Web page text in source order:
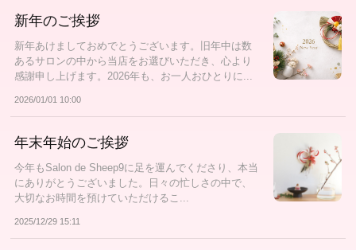
新年のご挨拶
新年あけましておめでとうございます。旧年中は数
あるサロンの中から当店をお選びいただき、心より
感謝申し上げます。2026年も、お一人おひとりに...
2026/01/01 10:00
年末年始のご挨拶
今年もSalon de Sheep9に足を運んでくださり、本当
にありがとうございました。日々の忙しさの中で、
大切なお時間を預けていただけるこ...
2025/12/29 15:11